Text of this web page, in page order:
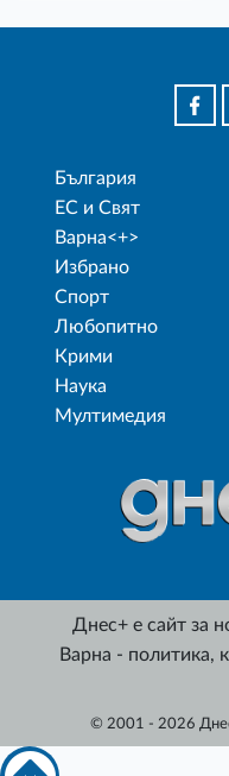
България
ЕС и Свят
Варна<+>
Избрано
Спорт
Любопитно
Крими
Наука
Мултимедия
Днес+ е сайт за
Варна - политика,
© 2001 - 2026 Днес